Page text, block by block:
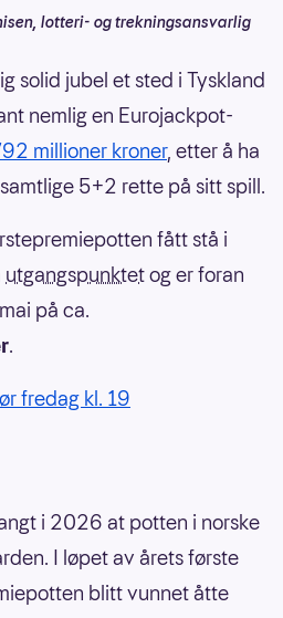
lotteri- og trekningsansvarlig
solid jubel et sted i Tyskland
nemlig en Eurojackpot-
millioner kroner, etter å ha
5+2 rette på sitt spill.
fått stå i
utgangspunktetog er foran
på ca.
.
fredag kl. 19
i 2026 at potten i norske
I løpet av årets første
blitt vunnet åtte